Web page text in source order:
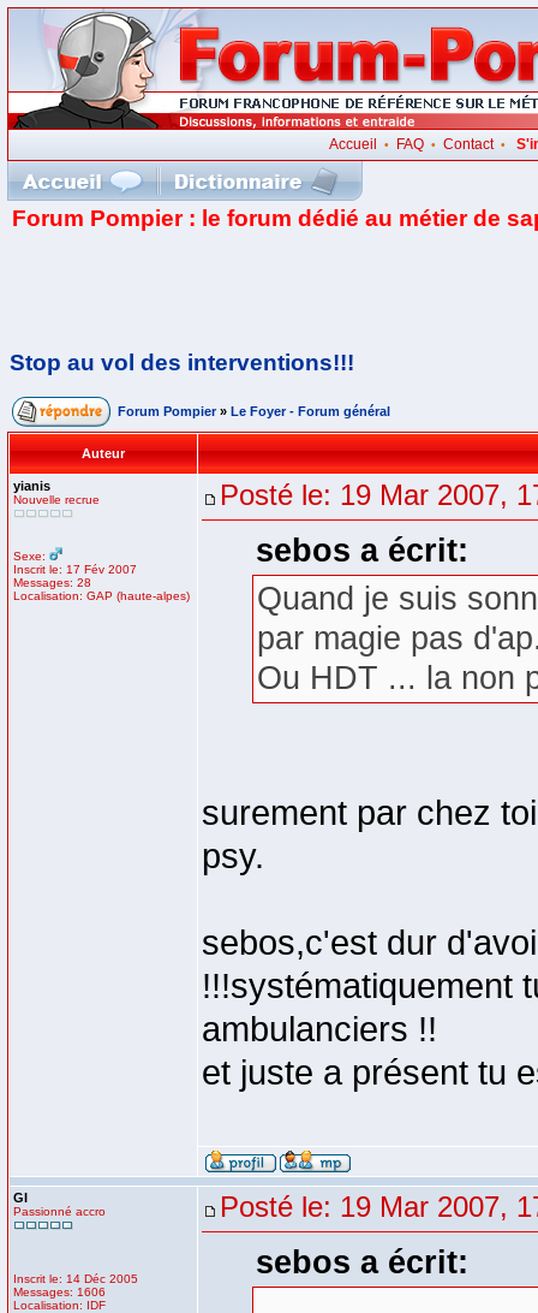
Accueil • FAQ• Contact•
Forum Pompier : le forum dédié au métier de
Stop au vol des interventions!!!
Forum Pompier » Le Foyer - Forum général
Auteur
yianis
Nouvelle recrue
Sexe:
Inscrit le: 17 Fév 2007
Messages: 28
Localisation: GAP (haute-alpes)
Posté le: 19 Mar 2007,
sebos a écrit:
Quand je suis
par magie pas
Ou HDT ... la non
surement par chez
psy.
sebos,c'est dur
!!!systématiquement
ambulanciers !!
et juste a présent tu
GI
Passionné accro
Inscrit le: 14 Déc 2005
Messages: 1606
Localisation: IDF
Posté le: 19 Mar 2007,
sebos a écrit: